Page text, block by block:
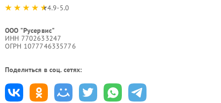
4.9-5.0
ООО "Русервис"
ИНН 7702633247
ОГРН 1077746335776
Поделиться в соц. сетях: